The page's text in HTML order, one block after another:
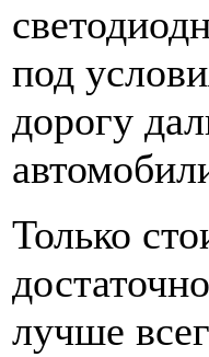
под
дорогу
Только
лучше